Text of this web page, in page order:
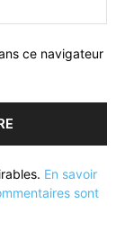
ce navigateur
En savoir
sont